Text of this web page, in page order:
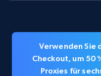
Verwenden Sie
Checkout, um 50
Proxies für